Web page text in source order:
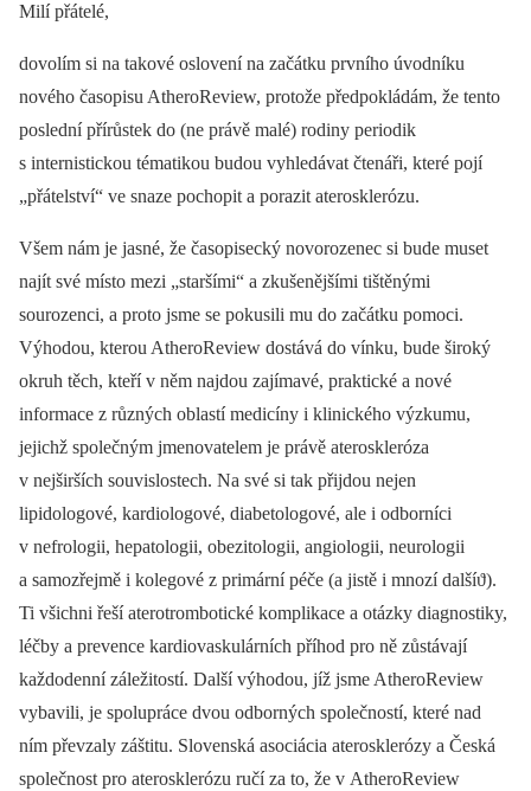
Milí přátelé,
dovolím si na takové oslovení na začátku prvního úvodníku
nového časopisu AtheroReview, protože předpokládám, že tento
poslední přírůstek do (ne právě malé) rodiny periodik
s internistickou tématikou budou vyhledávat čtenáři, které pojí
„přátelství“ ve snaze pochopit a porazit aterosklerózu.
Všem nám je jasné, že časopisecký novorozenec si bude muset
najít své místo mezi „staršími“ a zkušenějšími tištěnými
sourozenci, a proto jsme se pokusili mu do začátku pomoci.
Výhodou, kterou AtheroReview dostává do vínku, bude široký
okruh těch, kteří v něm najdou zajímavé, praktické a nové
informace z různých oblastí medicíny i klinického výzkumu,
jejichž společným jmenovatelem je právě ateroskleróza
v nejširších souvislostech. Na své si tak přijdou nejen
lipidologové, kardiologové, diabetologové, ale i odborníci
v nefrologii, hepatologii, obezitologii, angiologii, neurologii
a samozřejmě i kolegové z primární péče (a jistě i mnozí dalšíϑ).
Ti všichni řeší aterotrombotické komplikace a otázky diagnostiky,
léčby a prevence kardiovaskulárních příhod pro ně zůstávají
každodenní záležitostí. Další výhodou, jíž jsme AtheroReview
vybavili, je spolupráce dvou odborných společností, které nad
ním převzaly záštitu. Slovenská asociácia aterosklerózy a Česká
společnost pro aterosklerózu ručí za to, že v AtheroReview